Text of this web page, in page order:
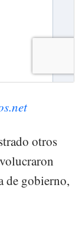
otros
de gobierno,